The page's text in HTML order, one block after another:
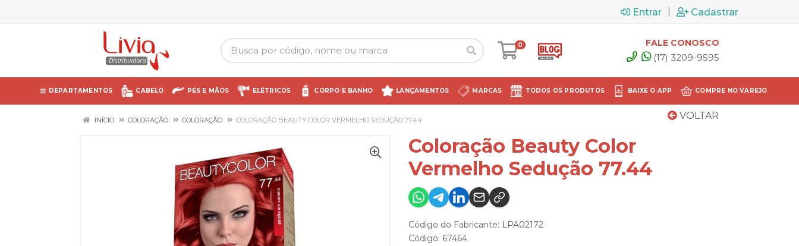
Entrar Cadastrar
0 FALE CONOSCO
(17) 3209-9595
DEPARTAMENTOS CABELO PÉS E MÃOS ELÉTRICOS CORPO E BANHO LANÇAMENTOS MARCAS TODOS OS PRODUTOS BAIXE O APP COMPRE NO VAREJO
VOLTAR
INÍCIO COLORAÇÃO COLORAÇÃO COLORAÇÃO BEAUTY COLOR VERMELHO SEDUÇÃO 77.44
Coloração Beauty Color
Vermelho Sedução 77.44
Código do Fabricante: LPA02172
Código: 67464